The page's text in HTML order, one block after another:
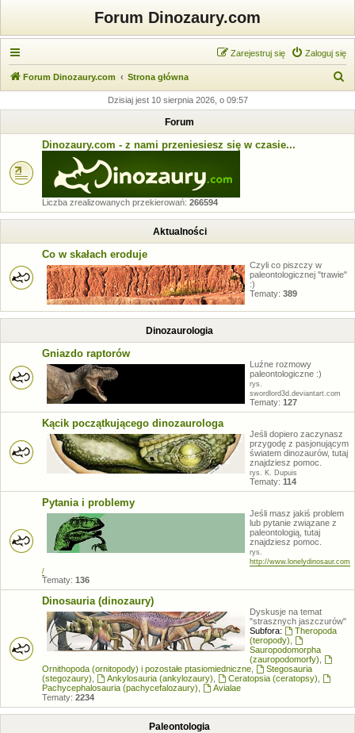
Forum Dinozaury.com
Zaloguj się
Zarejestruj się
Forum Dinozaury.com Strona główna
k
Dzisiaj jest 10 sierpnia 2026, o 09:57
Forum
Dinozaury.com - z nami przeniesiesz się w czasie...
Liczba zrealizowanych przekierowań: 266594
Aktualności
Co w skałach eroduje
Czyli co piszczy w
paleontologicznej "trawie"
:)
Tematy: 389
Dinozaurologia
Gniazdo raptorów
Luźne rozmowy
paleontologiczne :)
rys.
swordlord3d.deviantart.com
Tematy: 127
Kącik początkującego dinozaurologa
Jeśli dopiero zaczynasz
przygodę z pasjonującym
światem dinozaurów, tutaj
znajdziesz pomoc.
rys. K. Dupuis
Tematy: 114
Pytania i problemy
Jeśli masz jakiś problem
lub pytanie związane z
paleontologią, tutaj
znajdziesz pomoc.
rys.
http://www.lonelydinosaur.com
/
Tematy: 136
Dinosauria (dinozaury)
Dyskusje na temat
"strasznych jaszczurów"
Subfora:
Theropoda
(teropody)
Sauropodomorpha
(zauropodomorfy)
Ornithopoda (ornitopody) i pozostałe ptasiomiedniczne
Stegosauria
(stegozaury)
Ankylosauria (ankylozaury) Ceratopsia (ceratopsy)
Pachycephalosauria (pachycefalozaury)
Avialae
Tematy: 2234
Paleontologia